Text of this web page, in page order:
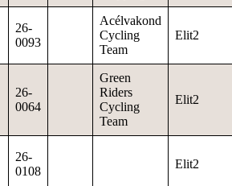
26-
0093
Acélvakond
Cycling
Team
Elit2
26-
0064
Green
Riders
Cycling
Team
Elit2
26-
0108
Elit2